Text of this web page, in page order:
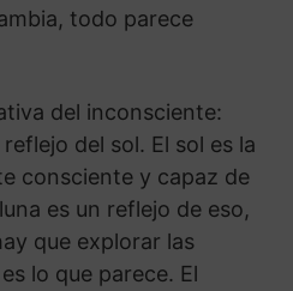
todo parece
del inconsciente:
del sol. El sol es la
consciente y capaz de
es un reflejo de eso,
que explorar las
lo que parece. El